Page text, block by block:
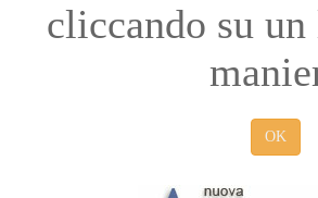
cliccando su
OK